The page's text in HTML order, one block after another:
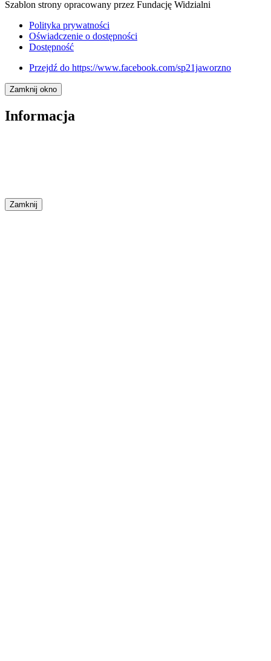
Szablon strony opracowany przez Fundację Widzialni
Polityka prywatności
Oświadczenie o dostępności
Dostępność
Przejdź do https://www.facebook.com/sp21jaworzno
Zamknij okno
Informacja
Zamknij